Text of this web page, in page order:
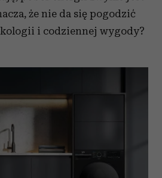
że nie da się pogodzić
i codziennej wygody?